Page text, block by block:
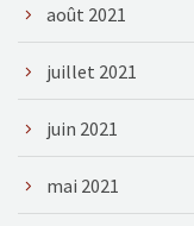
août 2021
juillet 2021
juin 2021
mai 2021